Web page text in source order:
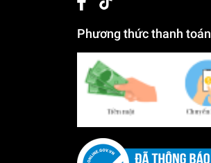
Phương thức thanh toán